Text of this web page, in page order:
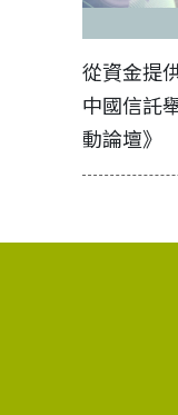
從資金提
中國信託
動論壇》